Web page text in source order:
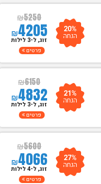
₪5250
₪4205 20%
הנחה זוג, ל-3 לילות
פרטים
₪6150
₪4832 21%
הנחה זוג, ל-3 לילות
פרטים
₪5600
₪4066 27%
הנחה זוג, ל-4 לילות
פרטים